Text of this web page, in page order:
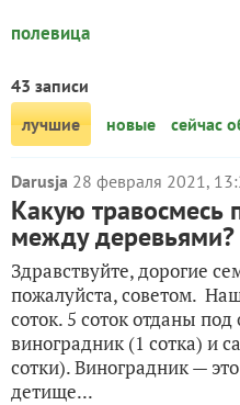
полевица
43 записи
лучшие
новые сейчас
Darusja 28 февраля 2021,
Какую травосмесь
между деревьями?
Здравствуйте, дорогие
пожалуйста, советом.
соток. 5 соток отданы под
виноградник (1 сотка) и
сотки). Виноградник —
детище...